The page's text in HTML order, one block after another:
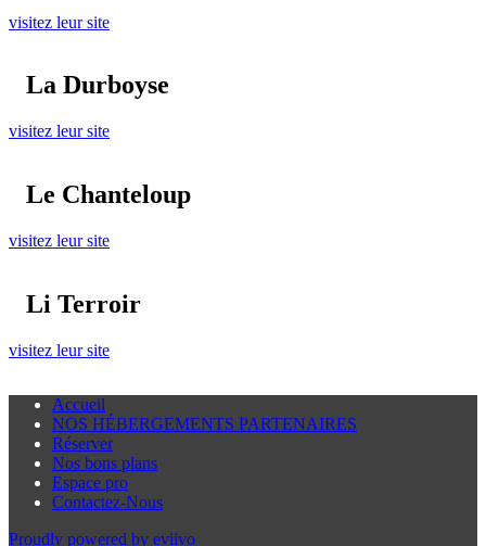
visitez leur site
La Durboyse
visitez leur site
Le Chanteloup
visitez leur site
Li Terroir
visitez leur site
Accueil
NOS HÉBERGEMENTS PARTENAIRES
Réserver
Nos bons plans
Espace pro
Contactez-Nous
Proudly powered by eviivo